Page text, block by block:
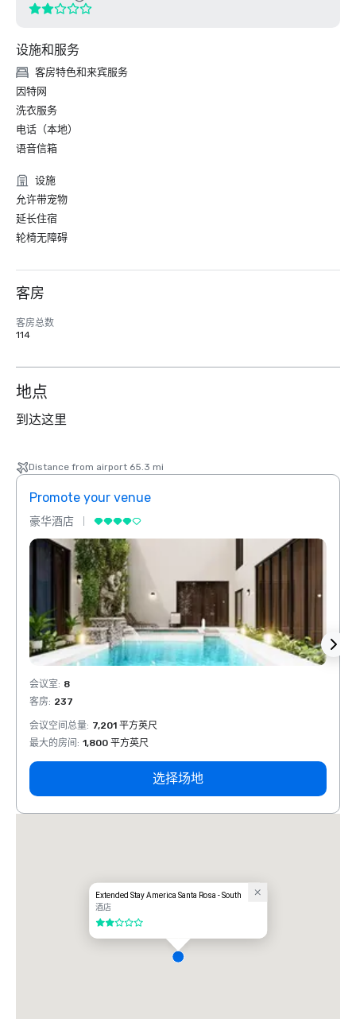
设施和服务
客房特色和来宾服务
因特网
洗衣服务
电话（本地）
语音信箱
设施
允许带宠物
延长住宿
轮椅无障碍
客房
客房总数
114
地点
到达这里
Distance from airport 65.3 mi
Promote your venue
豪华酒店
会议室: 8
客房: 237
会议空间总量: 7,201 平方英尺
最大的房间 : 1,800 平方英尺
选择场地
Extended Stay America Santa Rosa - South
酒店
2/5